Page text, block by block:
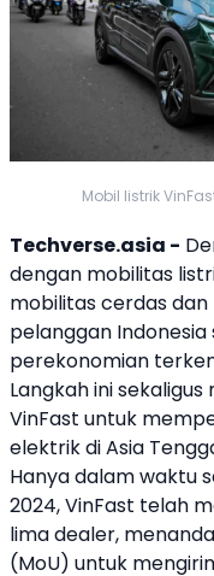
Mobil listrik
Techverse.asia -
dengan mobilitas
mobilitas cerdas
pelanggan
perekonomian
Langkah ini
VinFast untuk
elektrik diAsia
Hanya dalam waktu
2024,VinFast telah
lima dealer,
(MoU) untuk